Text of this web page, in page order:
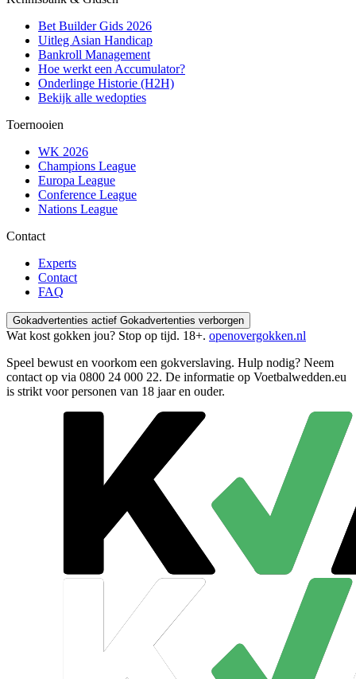
Bet Builder Gids 2026
Uitleg Asian Handicap
Bankroll Management
Hoe werkt een Accumulator?
Onderlinge Historie (H2H)
Bekijk alle wedopties
Toernooien
WK 2026
Champions League
Europa League
Conference League
Nations League
Contact
Experts
Contact
FAQ
Gokadvertenties actief Gokadvertenties verborgen
Wat kost gokken jou? Stop op tijd. 18+. openovergokken.nl
Speel bewust en voorkom een gokverslaving. Hulp nodig? Neem
contact op via 0800 24 000 22. De informatie op Voetbalwedden.eu
is strikt voor personen van 18 jaar en ouder.